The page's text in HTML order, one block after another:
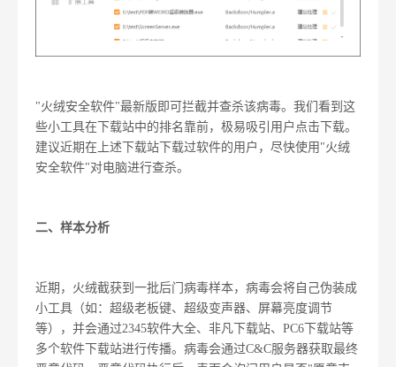
"火绒安全软件"最新版即可拦截并查杀该病毒。我们看到这
些小工具在下载站中的排名靠前，极易吸引用户点击下载。
建议近期在上述下载站下载过软件的用户，尽快使用"火绒
安全软件"对电脑进行查杀。
二、 样本分析
近期，火绒截获到一批后门病毒样本，病毒会将自己伪装成
小工具（如：超级老板键、超级变声器、屏幕亮度调节
等），并会通过2345软件大全、非凡下载站、PC6下载站等
多个软件下载站进行传播。病毒会通过C&C服务器获取最终